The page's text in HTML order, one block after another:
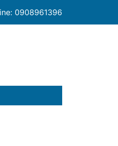
0908961396